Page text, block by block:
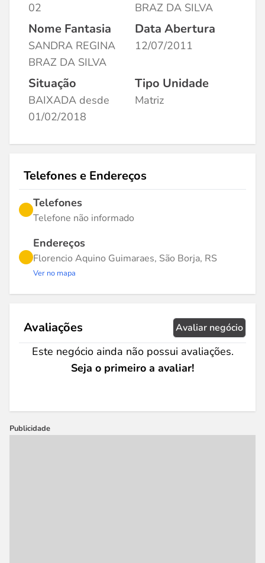
02
BRAZ DA SILVA
Nome Fantasia
SANDRA REGINA
BRAZ DA SILVA
Data Abertura
12/07/2011
Situação
BAIXADA desde
01/02/2018
Tipo Unidade
Matriz
Telefones e Endereços
Telefones
Telefone não informado
Endereços
Florencio Aquino Guimaraes, São Borja, RS
Ver no mapa
Avaliações Avaliar negócio
Este negócio ainda não possui avaliações.
Seja o primeiro a avaliar!
Publicidade